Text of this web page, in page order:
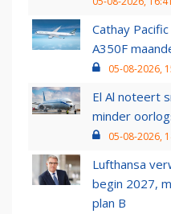
Cathay
A350F
05-08-2026,
El Al noteert
minder
05-08-2026,
Lufthansa
begin 2027,
plan B